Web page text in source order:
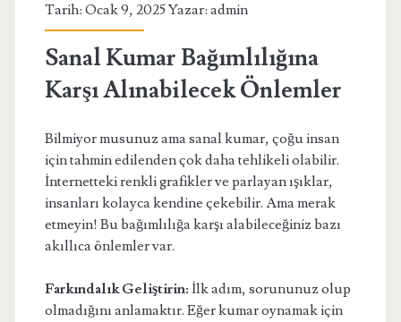
Tarih: Ocak 9, 2025 Yazar: admin
Sanal Kumar Bağımlılığına
Karşı Alınabilecek Önlemler
Bilmiyor musunuz ama sanal kumar, çoğu insan
için tahmin edilenden çok daha tehlikeli olabilir.
İnternetteki renkli grafikler ve parlayan ışıklar,
insanları kolayca kendine çekebilir. Ama merak
etmeyin! Bu bağımlılığa karşı alabileceğiniz bazı
akıllıca önlemler var.
Farkındalık Geliştirin: İlk adım, sorununuz olup
olmadığını anlamaktır. Eğer kumar oynamak için